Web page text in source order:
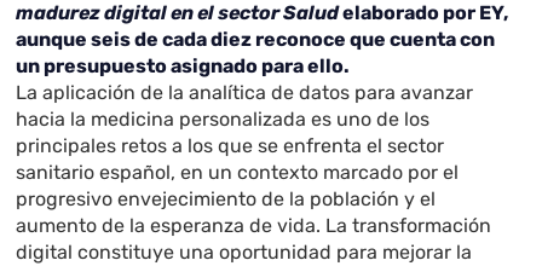
madurez digital en el sector Saludelaborado por EY,
aunque seis de cada diez reconoce que cuenta con
un presupuesto asignado para ello.
La aplicación de la analítica de datos para avanzar
hacia la medicina personalizada es uno de los
principales retos a los que se enfrenta el sector
sanitario español, en un contexto marcado por el
progresivo envejecimiento de la población y el
aumento de la esperanza de vida. La transformación
digital constituye una oportunidad para mejorar la